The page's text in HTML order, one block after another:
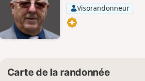
Visorandonneur
Carte de la randonnée